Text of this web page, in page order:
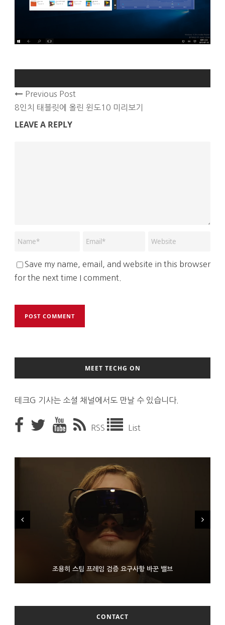
Previous Post
8인치 태블릿에 올린 윈도10 미리보기
LEAVE A REPLY
Save my name, email, and website in this browser
for the next time I comment.
MEET TECHG ON
테크G 기사는 소셜 채널에서도 만날 수 있습니다.
RSS List
조용히 스팀 프레임 검증 요구사항 바꾼 밸브
9월 4일부터 서비스 접는 안드로이드 장치용 구글 어시스턴트
FMS 2026서 차세대 3D 메모리 ZHBM·ZNAND-O 모형 처음 선
보인 삼성전자
CONTACT